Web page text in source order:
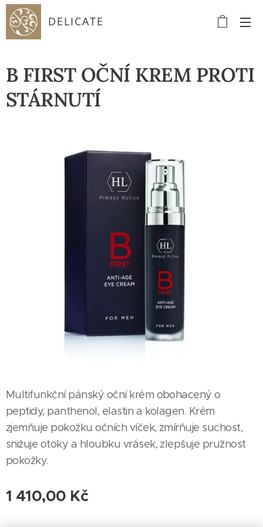
DELICATE
B FIRST OČNÍ KREM PROTI
STÁRNUTÍ
Multifunkční pánský oční krém obohacený o
peptidy, panthenol, elastin a kolagen. Krém
zjemňuje pokožku očních víček, zmírňuje suchost,
snižuje otoky a hloubku vrásek, zlepšuje pružnost
pokožky.
1 410,00 Kč